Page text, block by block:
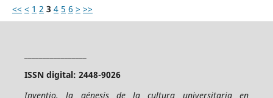
<< < 1 2 3 4 5 6 > >>
ISSN digital: 2448-9026
Inventio, la génesis de la cultura universitaria en